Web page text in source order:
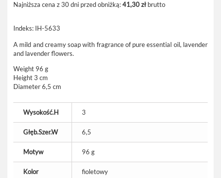
Najniższa cena z 30 dni przed obniżką:41,30 złbrutto
Indeks: IH-5633
A mild and creamy soap with fragrance of pure essential oil, lavender
and lavender flowers.
Weight 96 g
Height 3 cm
Diameter 6,5 cm
Wysokość.H 3
Głęb.Szer.W 6,5
Motyw 96 g
Kolor fioletowy